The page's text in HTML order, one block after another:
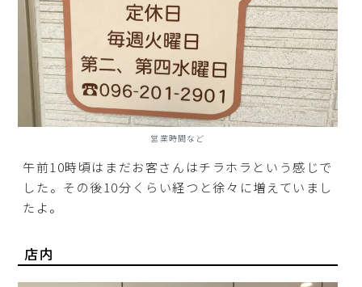
営業時間など
午前10時頃はまだお客さんはチラホラという感じで
した。その後10分くらい経つと徐々に増えていまし
たよ。
店内